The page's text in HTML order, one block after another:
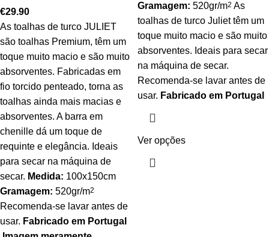
€29.90
As toalhas de turco JULIET
são toalhas Premium, têm um
toque muito macio e são muito
absorventes. Fabricadas em
fio torcido penteado, torna as
toalhas ainda mais macias e
absorventes. A barra em
chenille dá um toque de
requinte e elegância. Ideais
para secar na máquina de
secar. Medida: 100x150cm
Gramagem: 520gr/m2
Recomenda-se lavar antes de
usar. Fabricado em Portugal
Gramagem: 520gr/m2 As
toalhas de turco Juliet têm um
toque muito macio e são muito
absorventes. Ideais para secar
na máquina de secar.
Recomenda-se lavar antes de
usar. Fabricado em Portugal
Ver opções